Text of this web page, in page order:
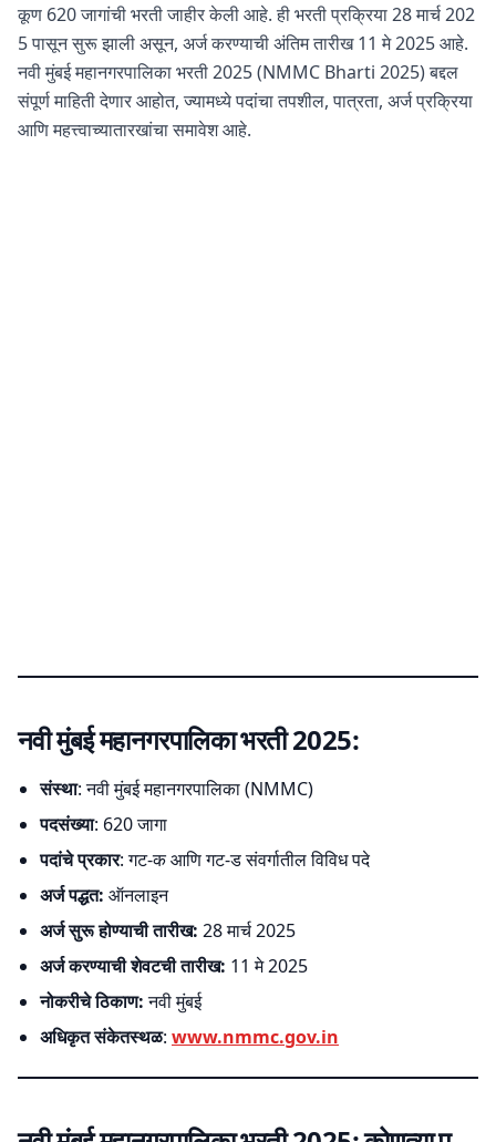
कूण 620 जागांची भरती जाहीर केली आहे. ही भरती प्रक्रिया 28 मार्च 202
5 पासून सुरू झाली असून, अर्ज करण्याची अंतिम तारीख 11 मे 2025 आहे.
नवी मुंबई महानगरपालिका भरती 2025 (NMMC Bharti 2025) बद्दल
संपूर्ण माहिती देणार आहोत, ज्यामध्ये पदांचा तपशील, पात्रता, अर्ज प्रक्रिया
आणि महत्त्वाच्यातारखांचा समावेश आहे.
नवी मुंबई महानगरपालिका भरती 2025:
संस्था: नवी मुंबई महानगरपालिका (NMMC)
पदसंख्या: 620 जागा
पदांचे प्रकार: गट-क आणि गट-ड संवर्गातील विविध पदे
अर्ज पद्धत: ऑनलाइन
अर्ज सुरू होण्याची तारीख: 28 मार्च 2025
अर्ज करण्याची शेवटची तारीख: 11 मे 2025
नोकरीचे ठिकाण:नवी मुंबई
अधिकृत संकेतस्थळ: www.nmmc.gov.in